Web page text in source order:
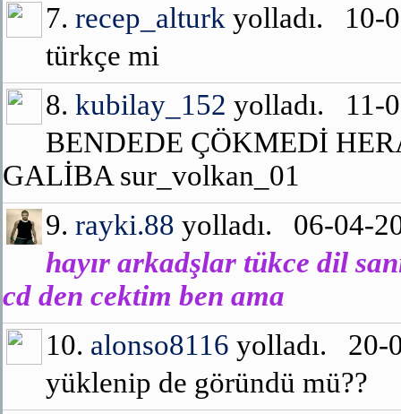
7. recep_alturk yolladı. 10-
türkçe mi
8. kubilay_152 yolladı. 11-
BENDEDE ÇÖKMEDİ
GALİBA sur_volkan_01
9. rayki.88 yolladı. 06-04-
hayır arkadşlar tükce dil
cd den cektim ben ama
10. alonso8116 yolladı. 20-
yüklenip de göründü mü??